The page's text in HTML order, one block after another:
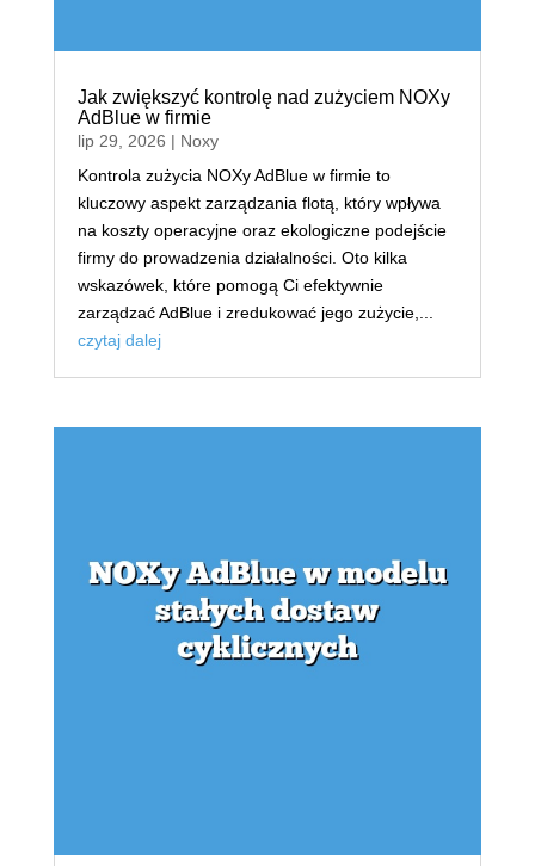
Jak zwiększyć kontrolę nad zużyciem NOXy
AdBlue w firmie
lip 29, 2026 | Noxy
Kontrola zużycia NOXy AdBlue w firmie to
kluczowy aspekt zarządzania flotą, który wpływa
na koszty operacyjne oraz ekologiczne podejście
firmy do prowadzenia działalności. Oto kilka
wskazówek, które pomogą Ci efektywnie
zarządzać AdBlue i zredukować jego zużycie,...
czytaj dalej